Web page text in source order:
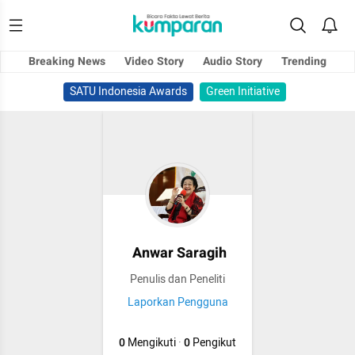
Breaking News Video Story Audio Story
Trending
SATU Indonesia Awards
Green Initiative
Anwar Saragih
Penulis dan Peneliti
Laporkan Pengguna
0Mengikuti·0Pengikut